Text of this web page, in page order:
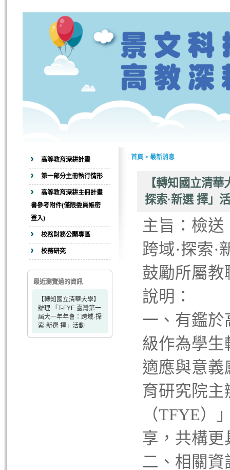
高等教育深耕計畫
第一部分主冊執行情形
高等教育深耕主冊計畫
書參考附件(僅限委員帳密
登入)
校務財務公開專區
校務研究
最近瀏覽過的資訊
【轉知國立清華大學】
辦理 「T-FYE 臺灣第一
屆大一年年會：跨域·探
索·新選 擇」活動
首頁 > 最新消息
【轉知國立清
探索·新選 擇」
主旨：檢送
跨域·探索·
鼓勵所屬教
說明：
一、有鑑於
級作為學生
適應與意義
育研究院
（TFYE）
享，共構更
二、相關資